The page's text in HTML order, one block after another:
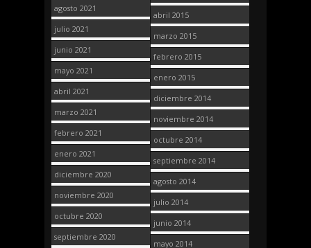
agosto 2021
julio 2021
junio 2021
mayo 2021
abril 2021
marzo 2021
febrero 2021
enero 2021
diciembre 2020
noviembre 2020
octubre 2020
septiembre 2020
abril 2015
marzo 2015
febrero 2015
enero 2015
diciembre 2014
noviembre 2014
octubre 2014
septiembre 2014
agosto 2014
julio 2014
junio 2014
mayo 2014